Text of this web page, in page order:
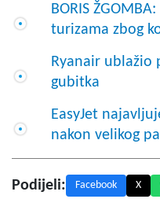
BORIS
turizama zbog
Ryanair ublažio
gubitka
EasyJet
nakon velikog
Podijeli: Facebook X